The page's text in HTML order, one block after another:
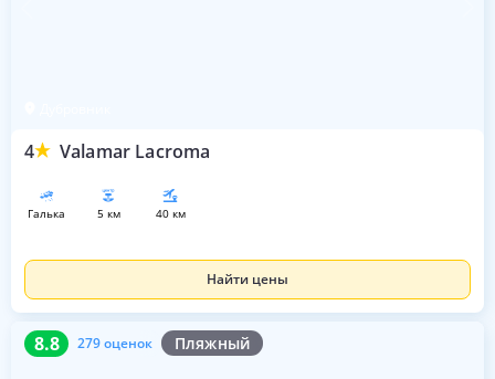
4 Valamar Lacroma
галька 5 км 40 км
Найти цены
8.8 279 оценок Пляжный
8.8 279 оценок